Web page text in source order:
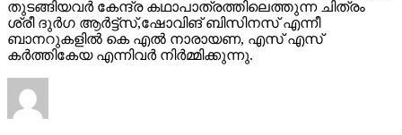
തുടങ്ങിയവർ കേന്ദ്ര കഥാപാത്രത്തിലെത്തുന്ന ചിത്രം
ശ്രീ ദുർഗ ആർട്ട്സ്,ഷോവിങ് ബിസിനസ് എന്നീ
ബാനറുകളിൽ കെ എൽ നാരായണ, എസ് എസ്
കർത്തികേയ എന്നിവർ നിർമ്മിക്കുന്നു.